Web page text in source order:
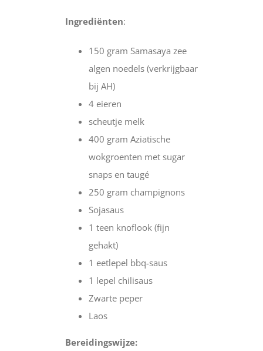
Ingrediënten:
150 gram Samasaya zee
algen noedels (verkrijgbaar
bij AH)
4 eieren
scheutje melk
400 gram Aziatische
wokgroenten met sugar
snaps en taugé
250 gram champignons
Sojasaus
1 teen knoflook (fijn
gehakt)
1 eetlepel bbq-saus
1 lepel chilisaus
Zwarte peper
Laos
Bereidingswijze: